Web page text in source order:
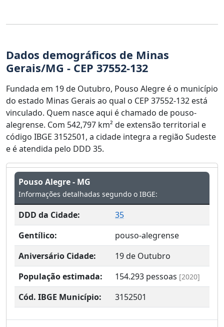
Dados demográficos de Minas
Gerais/MG - CEP 37552-132
Fundada em 19 de Outubro, Pouso Alegre é o município
do estado Minas Gerais ao qual o CEP 37552-132 está
vinculado. Quem nasce aqui é chamado de pouso-
alegrense. Com 542,797 km² de extensão territorial e
código IBGE 3152501, a cidade integra a região Sudeste
e é atendida pelo DDD 35.
Pouso Alegre - MG
Informações detalhadas segundo o IBGE:
DDD da Cidade:
35
Gentílico:
pouso-alegrense
Aniversário Cidade:
19 de Outubro
População estimada:
154.293 pessoas [2020]
Cód. IBGE Município: 3152501